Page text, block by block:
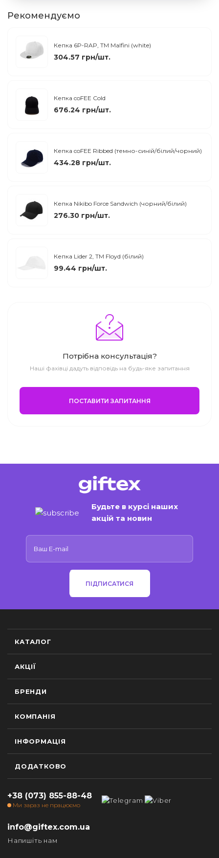
Рекомендуємо
Кепка 6P-RAP, ТМ Malfini (white)
304.57 грн/шт.
Кепка coFEE Cold
676.24 грн/шт.
Кепка coFEE Ribbed (темно-синій/білий/чорний)
434.28 грн/шт.
Кепка Nikibo Force Sandwich (чорний/білий)
276.30 грн/шт.
Кепка Lider 2, TM Floyd (білий)
99.44 грн/шт.
Потрібна консультація?
Наші фахівці дадуть відповідь на будь-яке запитання
ПОСТАВИТИ ЗАПИТАННЯ
Будьте в курсі наших
акцій та новин
ПІДПИСАТИСЯ
КАТАЛОГ
АКЦІЇ
БРЕНДИ
КОМПАНІЯ
ІНФОРМАЦІЯ
ДОДАТКОВО
+38 (073) 855-88-48
Ми зараз не працюємо
info@giftex.com.ua
Напишіть нам